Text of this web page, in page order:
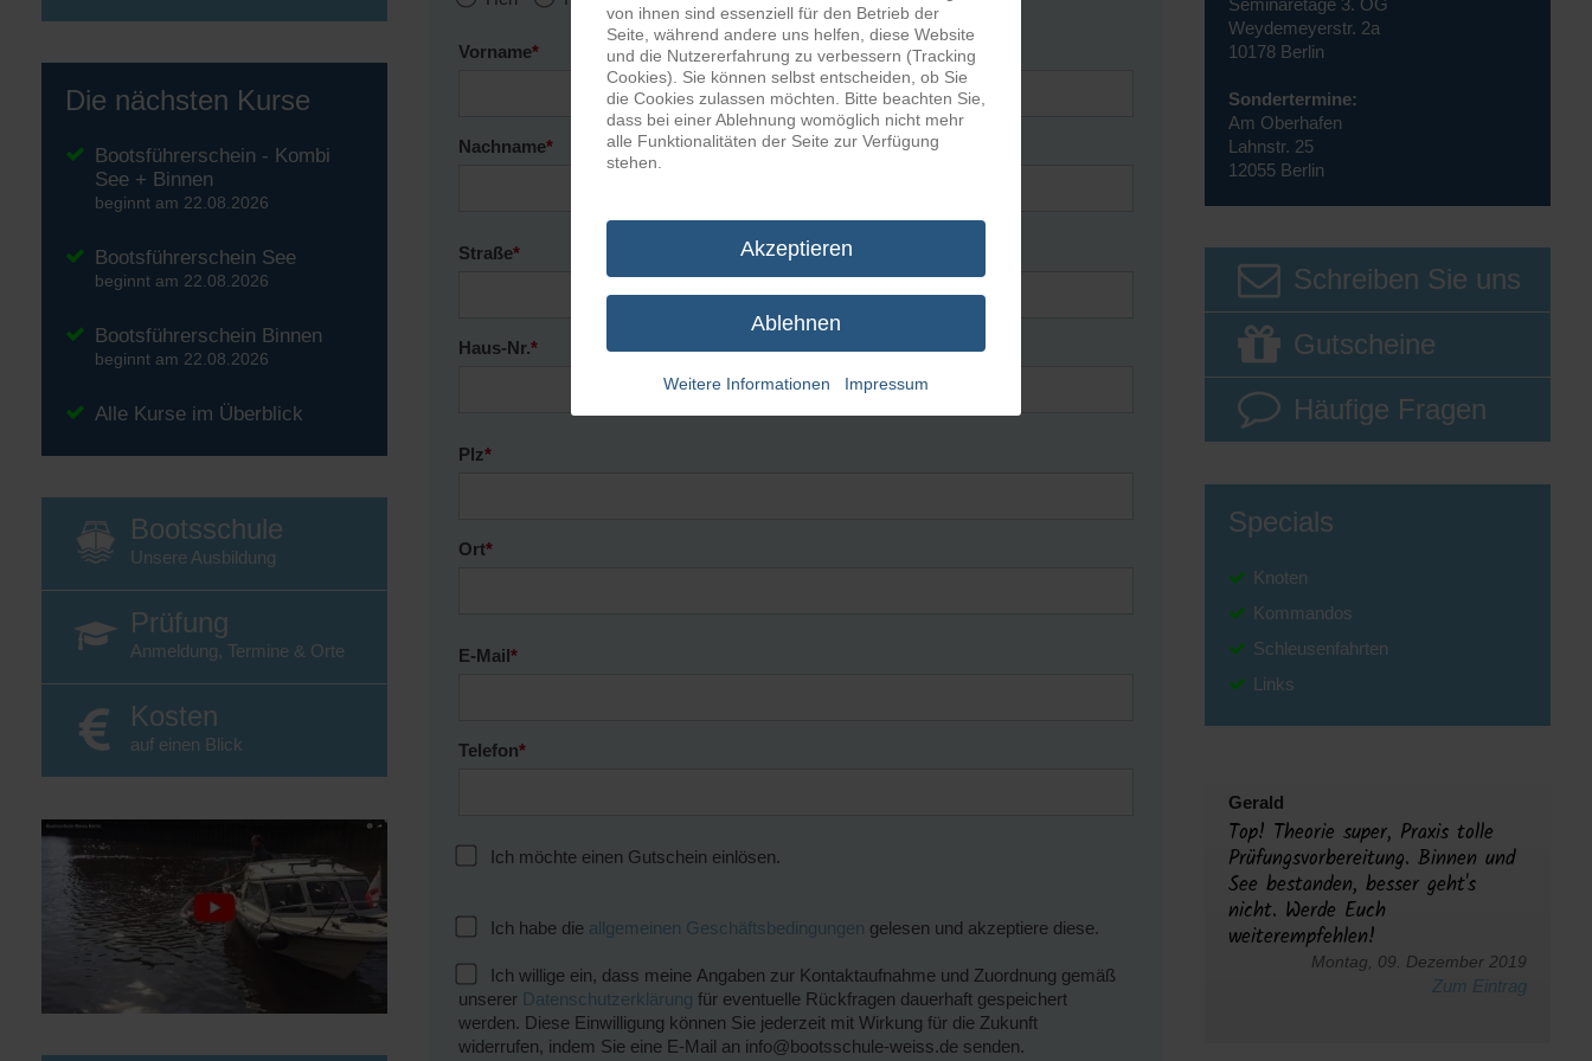
Vorname*
Nachname*
Straße*
Haus-Nr.*
Plz*
Ort*
E-Mail*
Telefon*
Ich möchte einen Gutschein einlösen.
Ich habe die allgemeinen Geschäftsbedingungen gelesen und akzeptiere diese.
Ich willige ein, dass meine Angaben zur Kontaktaufnahme und Zuordnung gemäß
unserer Datenschutzerklärung für eventuelle Rückfragen dauerhaft gespeichert
werden. Diese Einwilligung können Sie jederzeit mit Wirkung für die Zukunft
widerrufen, indem Sie eine E-Mail an info@bootsschule-weiss.de senden.
Die nächsten Kurse
Bootsführerschein - Kombi
See + Binnen
beginnt am 22.08.2026
Bootsführerschein See
beginnt am 22.08.2026
Bootsführerschein Binnen
beginnt am 22.08.2026
Alle Kurse im Überblick
Bootsschule
Unsere Ausbildung
Prüfung
Anmeldung, Termine & Orte
Kosten
auf einen Blick
Seminaretage 3. OG
Weydemeyerstr. 2a
10178 Berlin
Sondertermine:
Am Oberhafen
Lahnstr. 25
12055 Berlin
Schreiben Sie uns
Gutscheine
Häufige Fragen
Specials
Knoten
Kommandos
Schleusenfahrten
Links
Gerald
Top! Theorie super, Praxis tolle
Prüfungsvorbereitung. Binnen und
See bestanden, besser geht's
nicht. Werde Euch
weiterempfehlen!
Montag, 09. Dezember 2019
Zum Eintrag
von ihnen sind essenziell für den Betrieb der
Seite, während andere uns helfen, diese Website
und die Nutzererfahrung zu verbessern (Tracking
Cookies). Sie können selbst entscheiden, ob Sie
die Cookies zulassen möchten. Bitte beachten Sie,
dass bei einer Ablehnung womöglich nicht mehr
alle Funktionalitäten der Seite zur Verfügung
stehen.
Akzeptieren
Ablehnen
Weitere Informationen Impressum